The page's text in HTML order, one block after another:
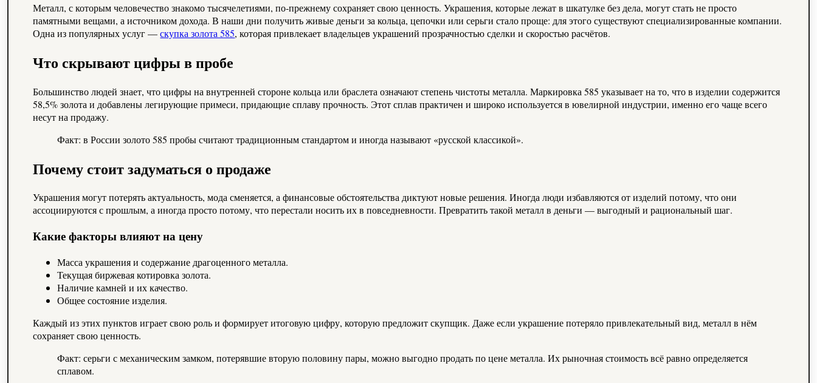
Металл, с которым человечество знакомо тысячелетиями, по‑прежнему сохраняет свою ценность. Украшения, которые лежат в шкатулке без дела, могут стать не просто
памятными вещами, а источником дохода. В наши дни получить живые деньги за кольца, цепочки или серьги стало проще: для этого существуют специализированные компании.
Одна из популярных услуг —скупка золота 585, которая привлекает владельцев украшений прозрачностью сделки и скоростью расчётов.
Что скрывают цифры в пробе
Большинство людей знает, что цифры на внутренней стороне кольца или браслета означают степень чистоты металла. Маркировка 585 указывает на то, что в изделии содержится
58,5% золота и добавлены легирующие примеси, придающие сплаву прочность. Этот сплав практичен и широко используется в ювелирной индустрии, именно его чаще всего
несут на продажу.
Факт: в России золото 585 пробы считают традиционным стандартом и иногда называют «русской классикой».
Почему стоит задуматься о продаже
Украшения могут потерять актуальность, мода сменяется, а финансовые обстоятельства диктуют новые решения. Иногда люди избавляются от изделий потому, что они
ассоциируются с прошлым, а иногда просто потому, что перестали носить их в повседневности. Превратить такой металл в деньги — выгодный и рациональный шаг.
Какие факторы влияют на цену
Масса украшения и содержание драгоценного металла.
Текущая биржевая котировка золота.
Наличие камней и их качество.
Общее состояние изделия.
Каждый из этих пунктов играет свою роль и формирует итоговую цифру, которую предложит скупщик. Даже если украшение потеряло привлекательный вид, металл в нём
сохраняет свою ценность.
Факт: серьги с механическим замком, потерявшие вторую половину пары, можно выгодно продать по цене металла. Их рыночная стоимость всё равно определяется
сплавом.